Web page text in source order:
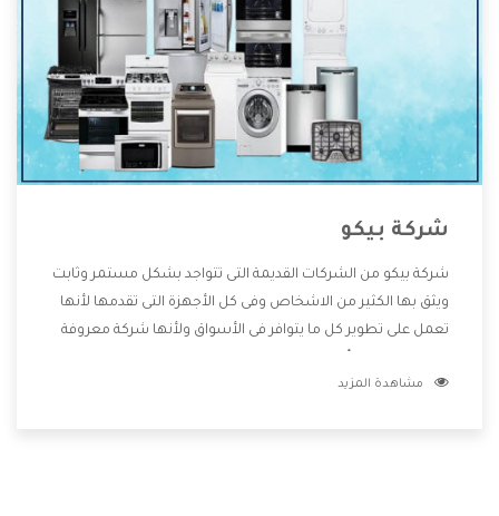
شركة بيكو
شركة بيكو من الشركات القديمة التى تتواجد بشكل مستمر وثابت
ويثق بها الكثير من الاشخاص وفى كل الأجهزة التى تقدمها لأنها
تعمل على تطوير كل ما يتوافر فى الأسواق ولأنها شركة معروفة
للعملاء أقوى العروض والخصومات التى تسهل على المستهلك
مشاهدة المزيد